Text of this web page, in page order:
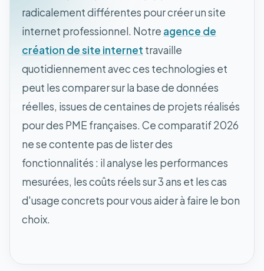
radicalement différentes pour créer un site
internet professionnel. Notre agence de
création de site internet travaille
quotidiennement avec ces technologies et
peut les comparer sur la base de données
réelles, issues de centaines de projets réalisés
pour des PME françaises. Ce comparatif 2026
ne se contente pas de lister des
fonctionnalités : il analyse les performances
mesurées, les coûts réels sur 3 ans et les cas
d'usage concrets pour vous aider à faire le bon
choix.